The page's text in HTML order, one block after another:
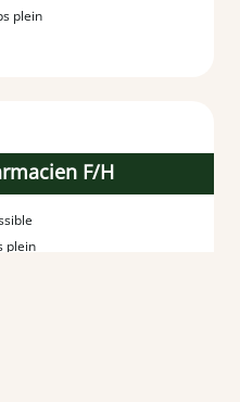
plein
F/H
plein